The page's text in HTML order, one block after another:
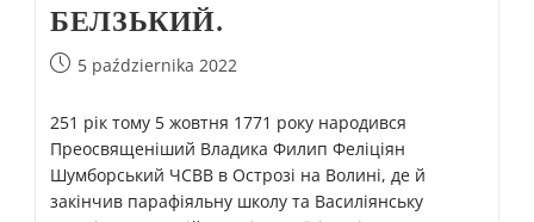
БЕЛЗЬКИЙ.
5 października 2022
251 рік тому 5 жовтня 1771 року народився
Преосвященіший Владика Филип Феліціян
Шумборський ЧСВВ в Острозі на Волині, де й
закінчив парафіяльну школу та Василіянську